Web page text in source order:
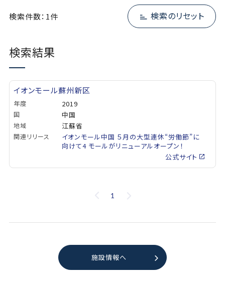
検索件数：1件 検索のリセット
検索結果
イオンモール蘇州新区
年度 2019
国 中国
地域 江蘇省
関連リリース
イオンモール中国 ５月の大型連休“労働節”に
向けて4 モールがリニューアルオープン！
公式サイト
1
施設情報へ